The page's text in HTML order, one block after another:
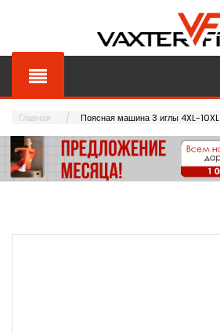
Главная Поясная машина 3 иглы 4XL-10XL